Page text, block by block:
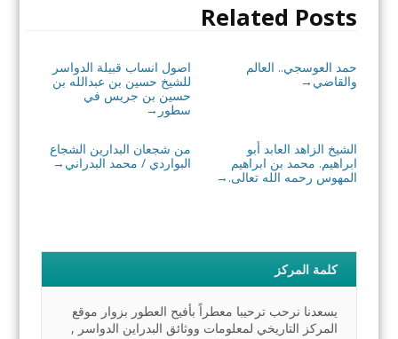
Related Posts
حمد العوسجي.. العالم
والقاضي→
اصول انساب قبيلة الدواسر
للشيخ حسين بن عبدالله بن
حسين بن جريس في
سطور →
الشيخ الزاهد العابد أبو
ابراهيم. محمد بن ابراهيم
المهوس رحمه الله تعالى. →
من شجعان البدارين الشجاع
البواردي / محمد البدراني →
كلمة المركز
يسعدنا نرحب ترحيبا معطراً بأفيح العطور بزوار موقع
المركز التاريخي لمعلومات ووثائق البدراين الدواسر ,